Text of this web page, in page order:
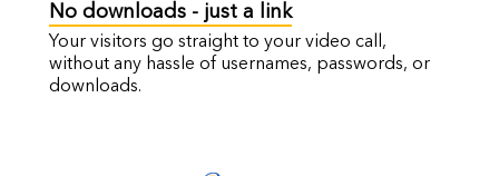
No downloads - just a link
Your visitors go straight to your video call,
without any hassle of usernames, passwords, or
downloads.